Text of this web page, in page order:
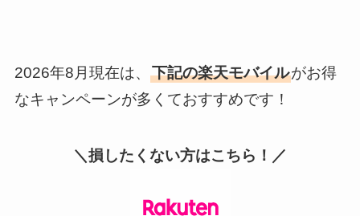
2026年8月現在は、 下記の楽天モバイルがお得
なキャンペーンが多くておすすめです！
＼損したくない方はこちら！／